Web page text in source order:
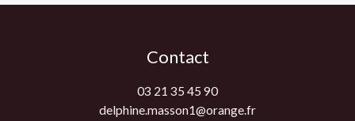
Contact
03 21 35 45 90
delphine.masson1@orange.fr